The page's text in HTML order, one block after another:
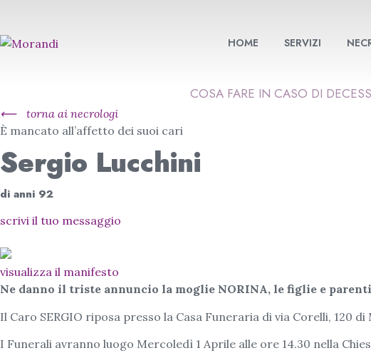
HOME SERVIZI
COSA FARE IN CASO DI
⟵
torna ai necrologi
È mancato all’affetto dei suoi cari
Sergio Lucchini
di anni 92
scrivi il tuo messaggio
visualizza il manifesto
Ne danno il triste annuncio la moglie NORINA, le figlie e
Il Caro SERGIO riposa presso la Casa Funeraria di via Corelli, 120 di
I Funerali avranno luogo Mercoledì 1 Aprile alle ore 14.30 nella